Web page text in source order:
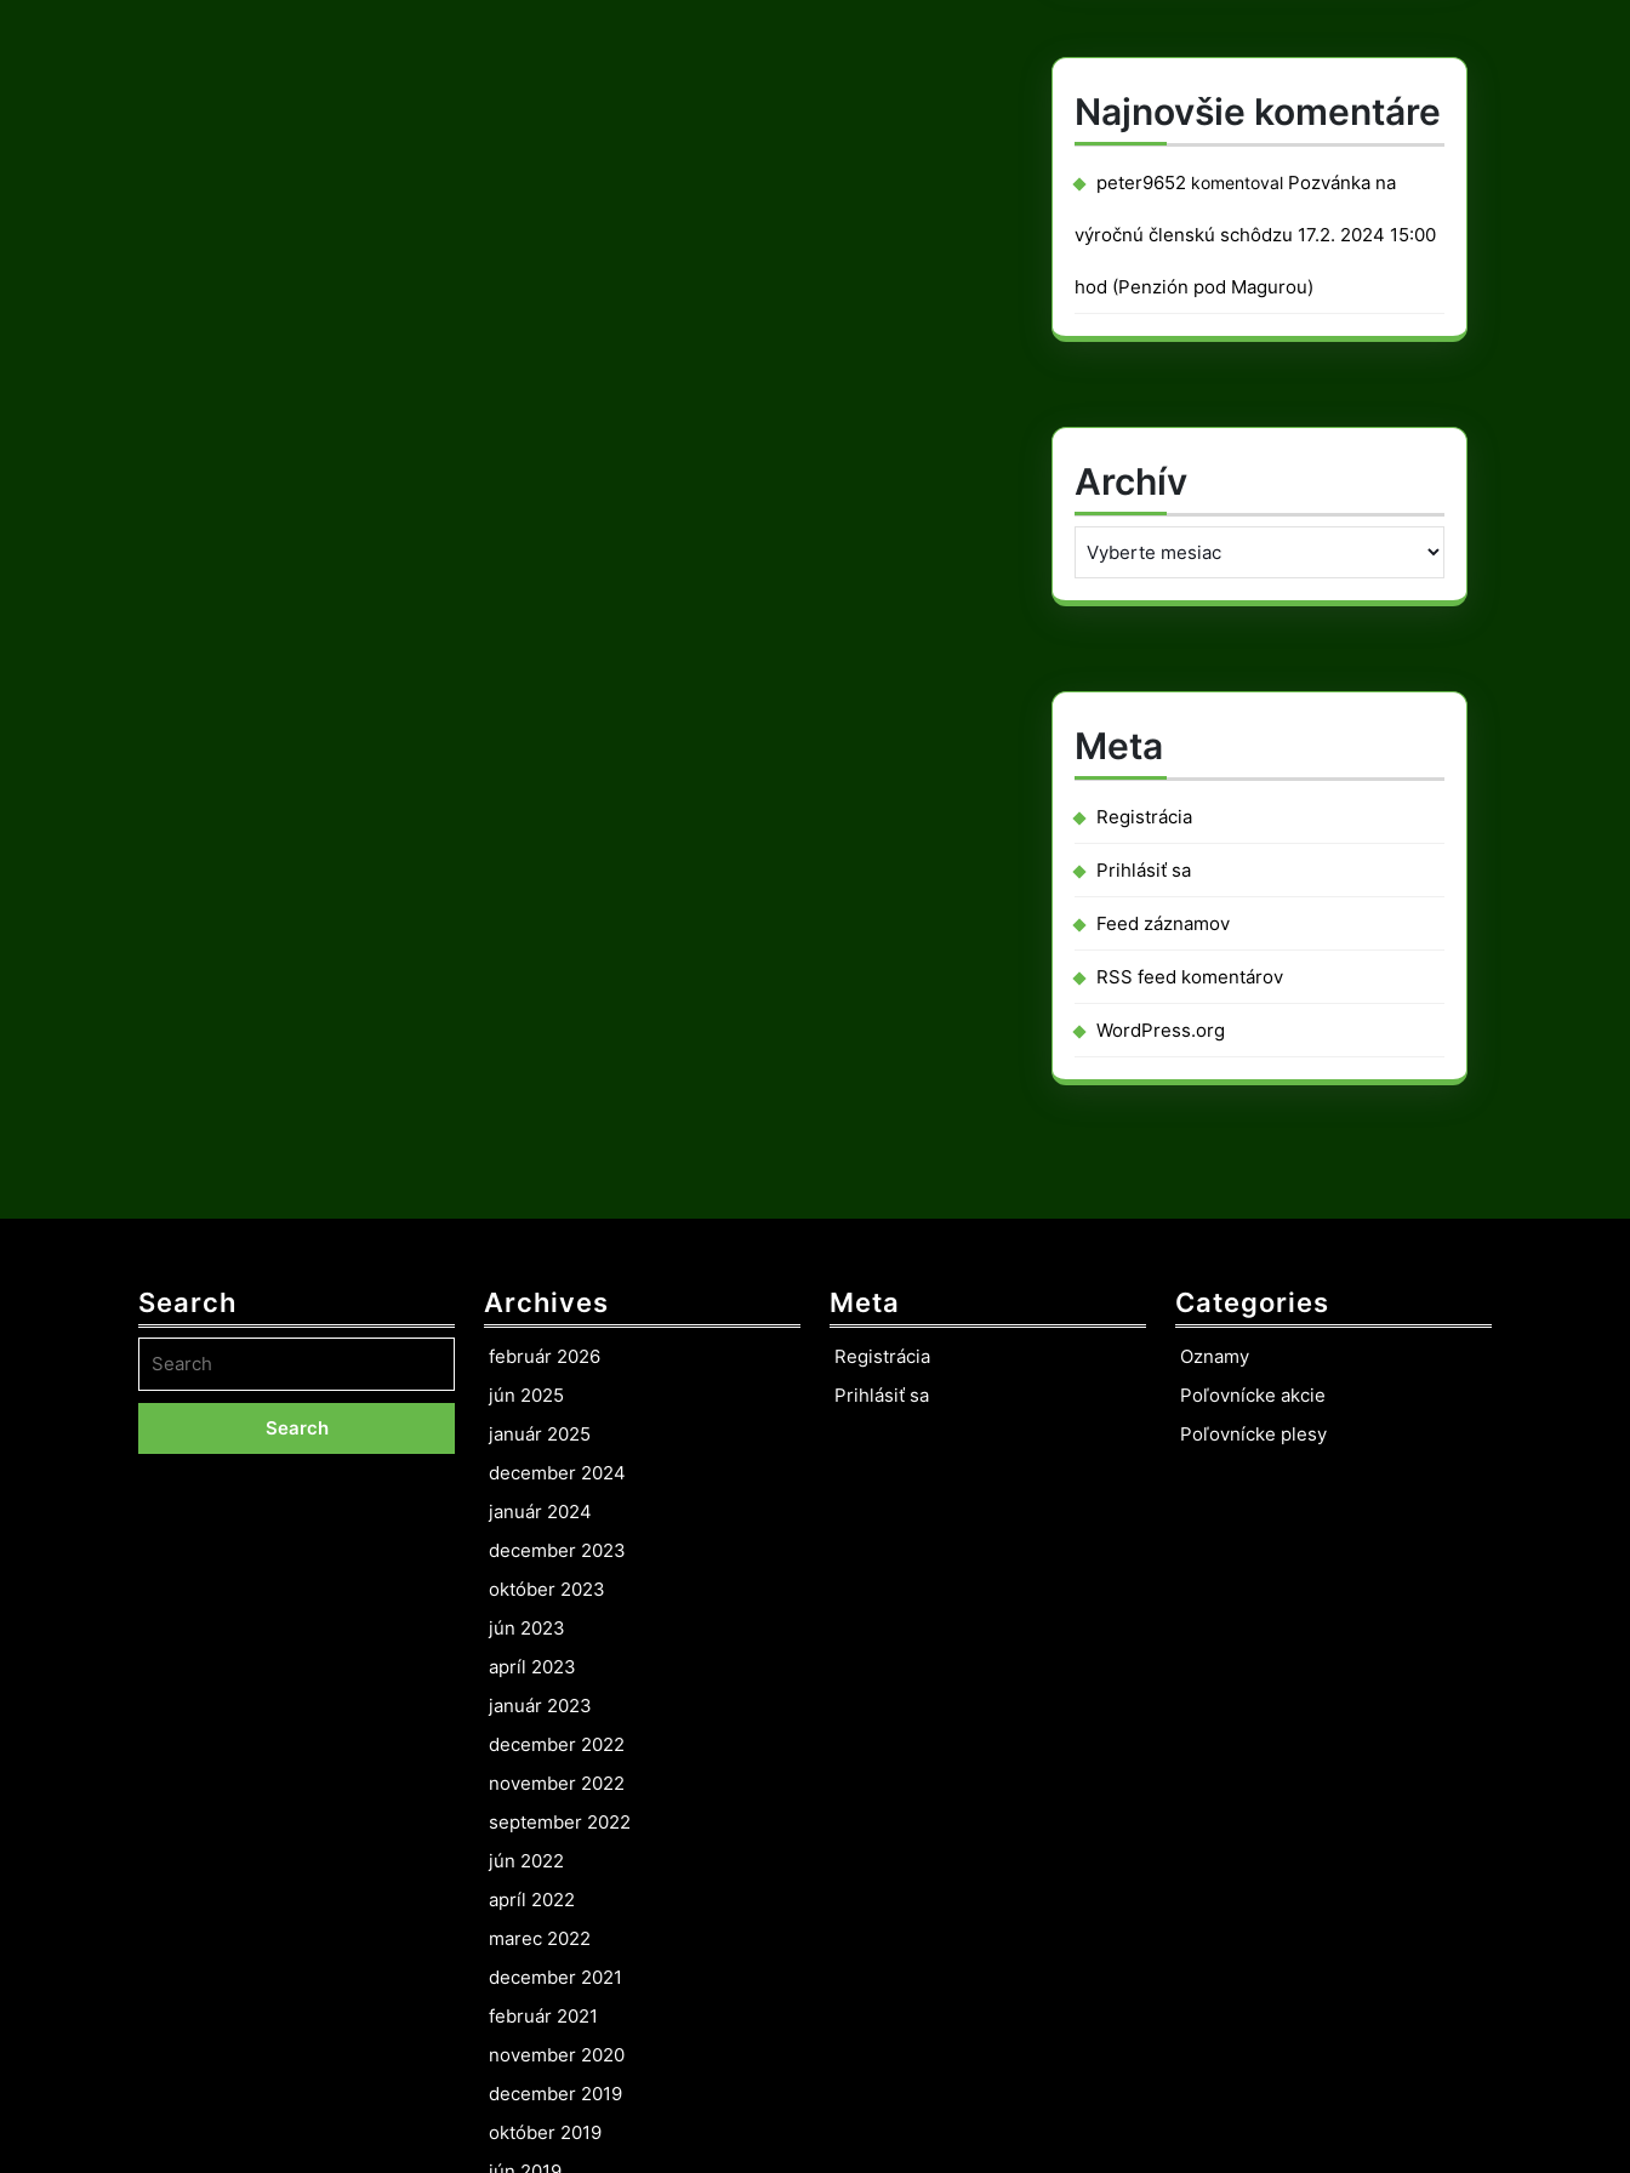
Najnovšie komentáre
peter9652 komentoval Pozvánka na
výročnú členskú schôdzu 17.2. 2024 15:00
hod (Penzión pod Magurou)
Archív
Meta
Registrácia
Prihlásiť sa
Feed záznamov
RSS feed komentárov
WordPress.org
Search
for:
Archives
február 2026
jún 2025
január 2025
december 2024
január 2024
december 2023
október 2023
jún 2023
apríl 2023
január 2023
december 2022
november 2022
september 2022
jún 2022
apríl 2022
marec 2022
december 2021
február 2021
november 2020
december 2019
október 2019
Meta
Registrácia
Prihlásiť sa
Categories
Oznamy
Poľovnícke akcie
Poľovnícke plesy